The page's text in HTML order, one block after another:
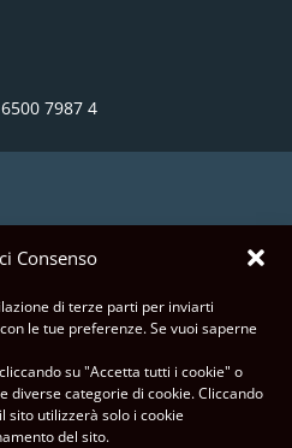
Consenso
di terze parti per inviarti
le tue preferenze. Se vuoi saperne
su "Accetta tutti i cookie" o
diverse categorie di cookie. Cliccando
sito utilizzerà solo i cookie
del sito.
7987 4
Augustoni, AMCA